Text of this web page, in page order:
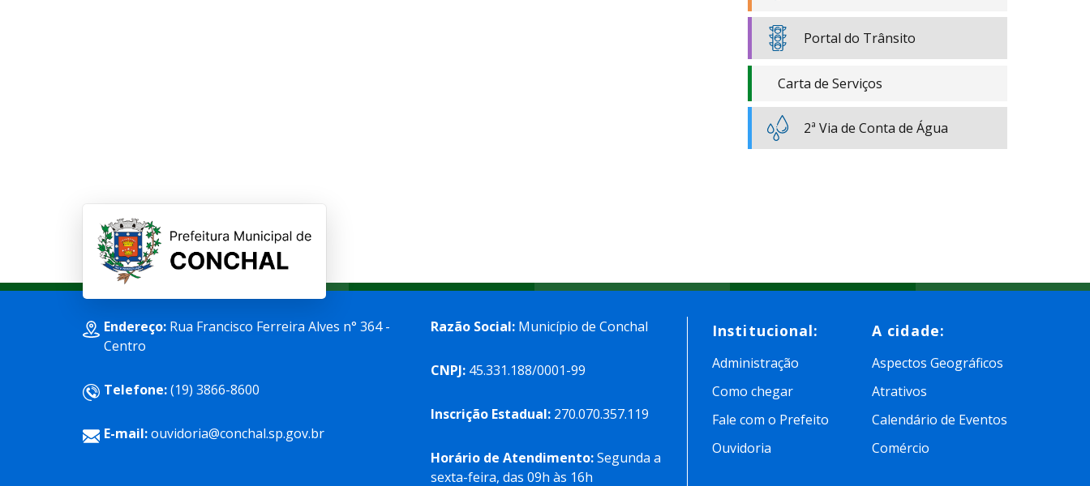
Portal do Trânsito
Carta de Serviços
2ª Via de Conta de Água
Endereço:Rua Francisco Ferreira Alves n° 364 -
Centro
Telefone:(19) 3866-8600
E-mail:ouvidoria@conchal.sp.gov.br
Razão Social: Município de Conchal
CNPJ: 45.331.188/0001-99
Inscrição Estadual: 270.070.357.119
Horário de Atendimento:Segunda a
sexta-feira, das 09h às 16h
Institucional:
Administração
Como chegar
Fale com o Prefeito
Ouvidoria
A cidade:
Aspectos Geográficos
Atrativos
Calendário de Eventos
Comércio